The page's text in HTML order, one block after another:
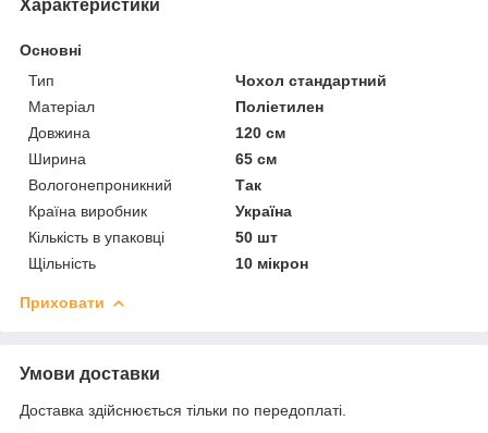
Характеристики
Основні
Тип
Чохол стандартний
Матеріал
Поліетилен
Довжина
120 см
Ширина
65 см
Вологонепроникний
Так
Країна виробник
Україна
Кількість в упаковці
50 шт
Щільність
10 мікрон
Приховати
Умови доставки
Доставка здійснюється тільки по передоплаті.